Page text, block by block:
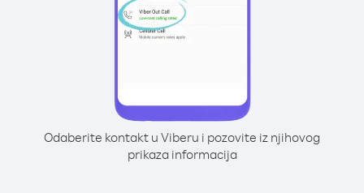
Odaberite kontakt u Viberu i pozovite iz njihovog
prikaza informacija